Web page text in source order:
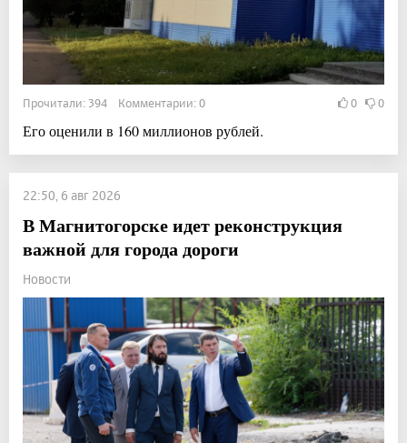
Прочитали: 394 Комментарии: 0 0 0
Его оценили в 160 миллионов рублей.
22:50, 6 авг 2026
В Магнитогорске идет реконструкция
важной для города дороги
Новости